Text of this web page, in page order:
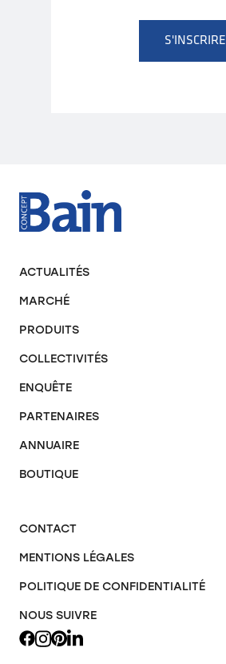
S'INSCRIRE
ACTUALITÉS
MARCHÉ
PRODUITS
COLLECTIVITÉS
ENQUÊTE
PARTENAIRES
ANNUAIRE
BOUTIQUE
CONTACT
MENTIONS LÉGALES
POLITIQUE DE CONFIDENTIALITÉ
NOUS SUIVRE